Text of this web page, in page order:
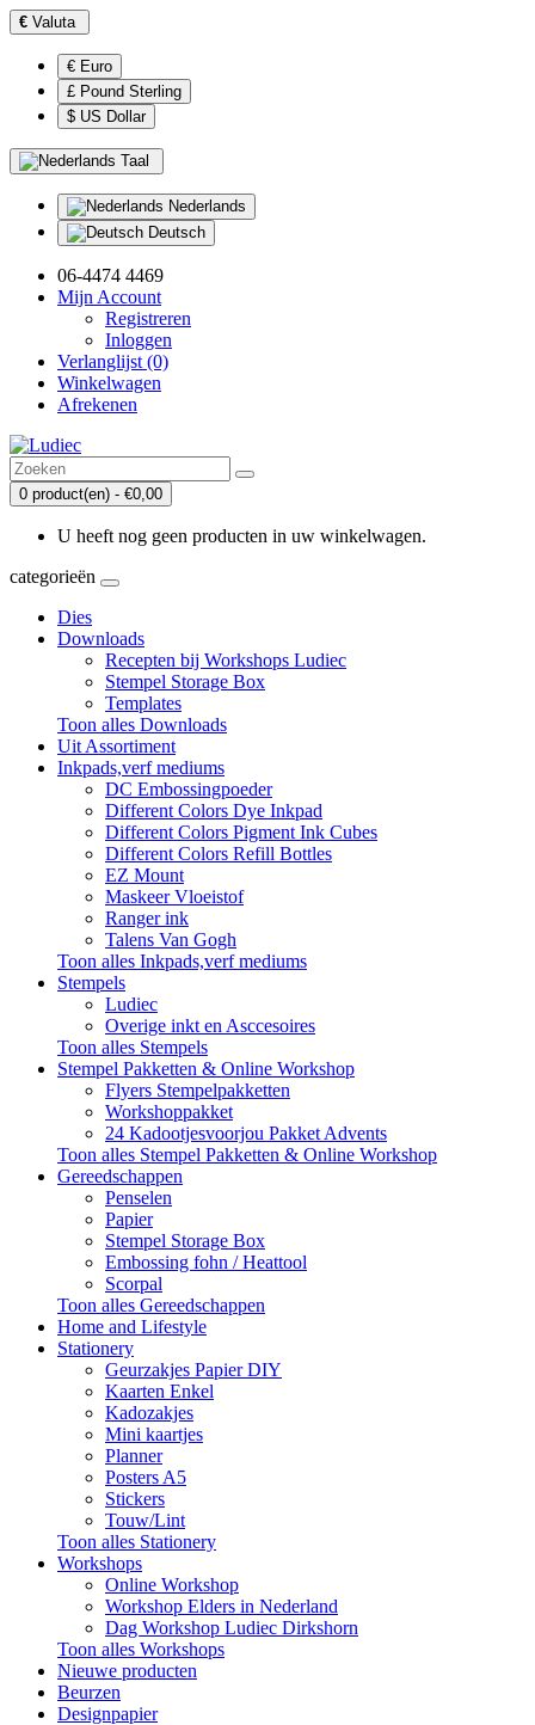
€ Valuta
€ Euro
£ Pound Sterling
$ US Dollar
Taal
Nederlands
Deutsch
06-4474 4469
Mijn Account
Registreren
Inloggen
Verlanglijst (0)
Winkelwagen
Afrekenen
0 product(en) - €0,00
U heeft nog geen producten in uw winkelwagen.
categorieën
Dies
Downloads
Recepten bij Workshops Ludiec
Stempel Storage Box
Templates
Toon alles Downloads
Uit Assortiment
Inkpads,verf mediums
DC Embossingpoeder
Different Colors Dye Inkpad
Different Colors Pigment Ink Cubes
Different Colors Refill Bottles
EZ Mount
Maskeer Vloeistof
Ranger ink
Talens Van Gogh
Toon alles Inkpads,verf mediums
Stempels
Ludiec
Overige inkt en Asccesoires
Toon alles Stempels
Stempel Pakketten & Online Workshop
Flyers Stempelpakketten
Workshoppakket
24 Kadootjesvoorjou Pakket Advents
Toon alles Stempel Pakketten & Online Workshop
Gereedschappen
Penselen
Papier
Stempel Storage Box
Embossing fohn / Heattool
Scorpal
Toon alles Gereedschappen
Home and Lifestyle
Stationery
Geurzakjes Papier DIY
Kaarten Enkel
Kadozakjes
Mini kaartjes
Planner
Posters A5
Stickers
Touw/Lint
Toon alles Stationery
Workshops
Online Workshop
Workshop Elders in Nederland
Dag Workshop Ludiec Dirkshorn
Toon alles Workshops
Nieuwe producten
Beurzen
Designpapier